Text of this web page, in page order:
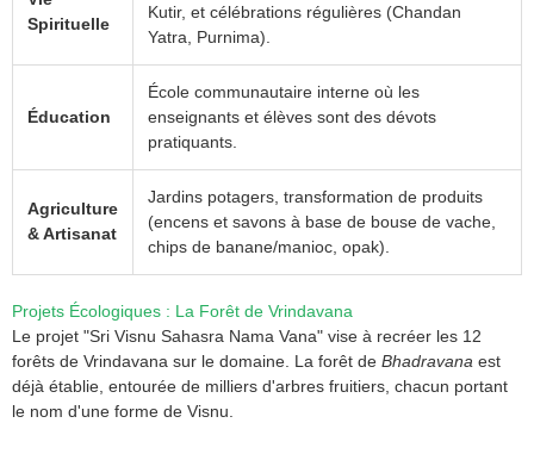
Spirituelle
Kutir, et célébrations régulières (Chandan
Yatra, Purnima).
Éducation
École communautaire interne où les
enseignants et élèves sont des dévots
pratiquants.
Agriculture
& Artisanat
Jardins potagers, transformation de produits
(encens et savons à base de bouse de vache,
chips de banane/manioc, opak).
Projets Écologiques : La Forêt de Vrindavana
Le projet "Sri Visnu Sahasra Nama Vana" vise à recréer les 12
forêts de Vrindavana sur le domaine. La forêt de Bhadravana est
déjà établie, entourée de milliers d'arbres fruitiers, chacun portant
le nom d'une forme de Visnu.